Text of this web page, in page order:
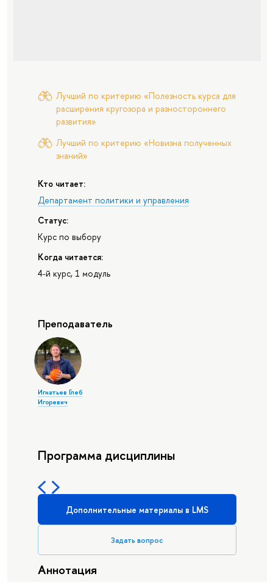
Лучший по критерию «Полезность курса для
расширения кругозора и разностороннего
развития»
Лучший по критерию «Новизна полученных
знаний»
Кто читает:
Департамент политики и управления
Статус:
Курс по выбору
Когда читается:
4-й курс, 1 модуль
Преподаватель
Игнатьев Глеб
Игоревич
Программа дисциплины
Дополнительные материалы в LMS
Задать вопрос
Аннотация